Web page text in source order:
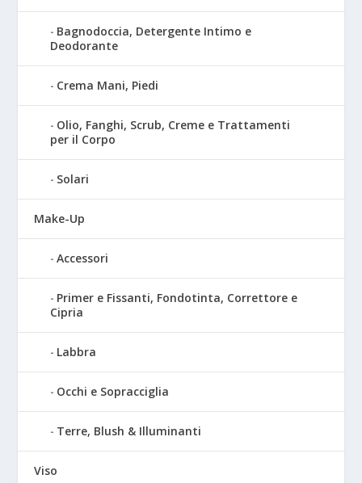
Bagnodoccia, Detergente Intimo e
Deodorante
Crema Mani, Piedi
Olio, Fanghi, Scrub, Creme e Trattamenti
per il Corpo
Solari
Make-Up
Accessori
Primer e Fissanti, Fondotinta, Correttore e
Cipria
Labbra
Occhi e Sopracciglia
Terre, Blush & Illuminanti
Viso